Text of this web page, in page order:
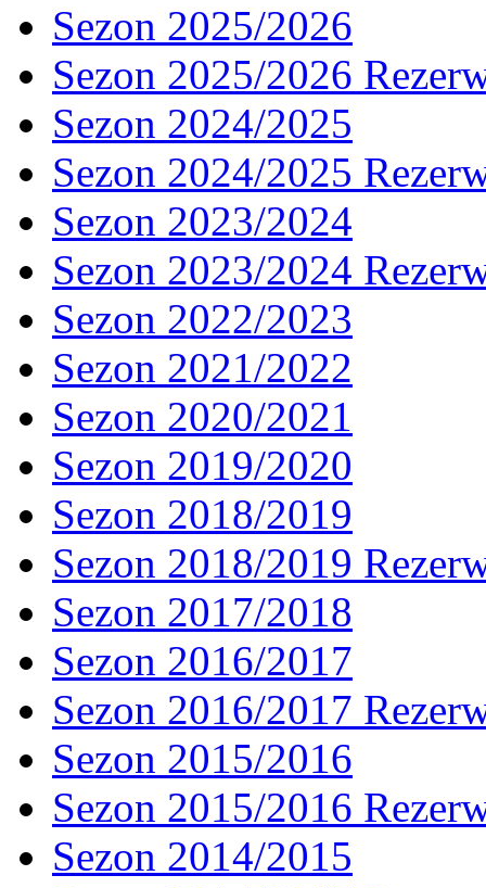
Sezon 2025/2026
Sezon 2025/2026
Sezon 2024/2025
Sezon 2024/2025
Sezon 2023/2024
Sezon 2023/2024
Sezon 2022/2023
Sezon 2021/2022
Sezon 2020/2021
Sezon 2019/2020
Sezon 2018/2019
Sezon 2018/2019
Sezon 2017/2018
Sezon 2016/2017
Sezon 2016/2017
Sezon 2015/2016
Sezon 2015/2016
Sezon 2014/2015